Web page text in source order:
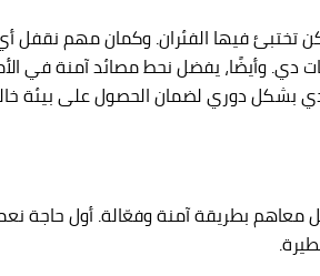
ممكن تختبئ فيها الفئران. وكمان مهم
دي. وأيضًا، يفضل نحط مصائد آمنة في
بشكل دوري لضمان الحصول على بيئة
بطريقة آمنة وفعّالة. أول حاجة